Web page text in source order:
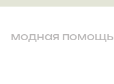
модная помощь